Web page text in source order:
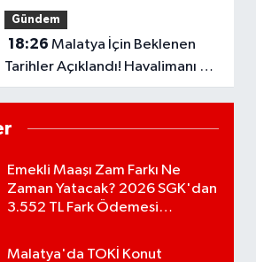
Gündem
18:26
Tarihler Açıklandı! Havalimanı ve
Çevre Yolu Açılıyor..
Emekli Maaşı Zam Farkı Ne
Zaman Yatacak? 2026 SGK'dan
3.552 TL Fark Ödemesi
Malatya'da TOKİ Konut